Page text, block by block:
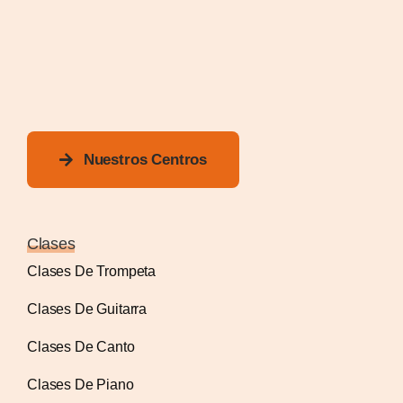
Nuestros Centros
Clases
Clases De Trompeta
Clases De Guitarra
Clases De Canto
Clases De Piano